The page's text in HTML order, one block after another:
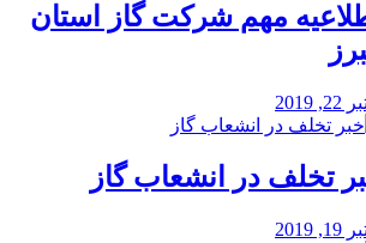
مهم شرکت گاز استان
2019
تخلف در انشعاب گاز
2019